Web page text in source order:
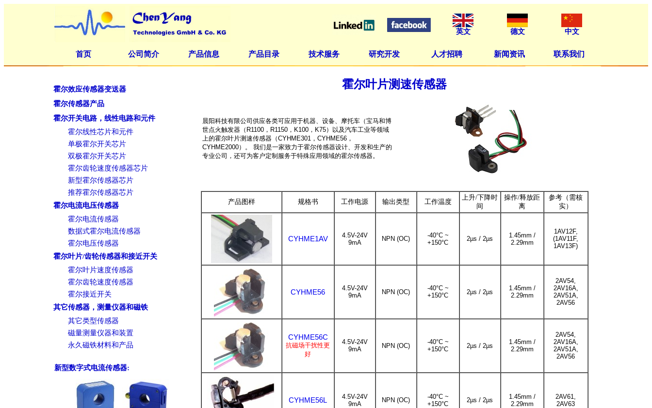
英文 德文 中文
首页 公司简介 产品信息 产品目录 技术服务 研究开发 人才招聘 新闻资讯 联系我们
霍尔效应传感器变送器
霍尔传感器产品
霍尔开关电路，线性电路和元件
霍尔线性芯片和元件
单极霍尔开关芯片
双极霍尔开关芯片
霍尔齿轮速度传感器芯片
新型霍尔传感器芯片
推荐霍尔传感器芯片
霍尔电流电压传感器
霍尔电流传感器
数据式霍尔电流传感器
霍尔电压传感器
霍尔叶片/齿轮传感器和接近开关
霍尔叶片速度传感器
霍尔齿轮速度传感器
霍尔接近开关
其它传感器，测量仪器和磁铁
其它类型传感器
磁量测量仪器和装置
永久磁铁材料和产品
新型数字式电流传感器:
霍尔叶片测速传感器
晨阳科技有限公司供应各类可应用于机器、设备、摩托车（宝马和博
世点火触发器（R1100，R1150，K100，K75）以及汽车工业等领域
上的霍尔叶片测速传感器（CYHME301，CYHME56，
CYHME2000）。 我们是一家致力于霍尔传感器设计、开发和生产的
专业公司，还可为客户定制服务于特殊应用领域的霍尔传感器。
产品图样 规格书 工作电源 输出类型 工作温度
上升/下降时
间
操作/释放距
离
参考（需核
实）
CYHME1AV
4.5V-24V
9mA
NPN (OC)
-40°C ~
+150°C
2µs / 2µs
1.45mm /
2.29mm
1AV12F,
(1AV11F,
1AV13F)
CYHME56
4.5V-24V
9mA
NPN (OC)
-40°C ~
+150°C
2µs / 2µs
1.45mm /
2.29mm
2AV54,
2AV16A,
2AV51A,
2AV56
CYHME56C
抗磁场干扰性更
好
4.5V-24V
9mA
NPN (OC)
-40°C ~
+150°C
2µs / 2µs
1.45mm /
2.29mm
2AV54,
2AV16A,
2AV51A,
2AV56
CYHME56L
4.5V-24V
9mA
NPN (OC)
-40°C ~
+150°C
2µs / 2µs
1.45mm /
2.29mm
2AV61,
2AV63